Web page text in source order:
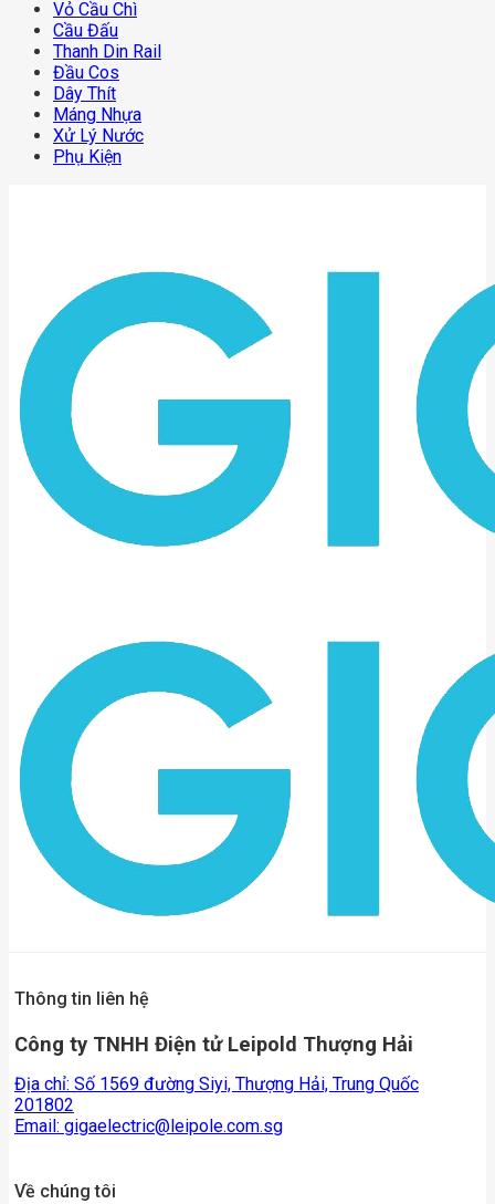
Vỏ Cầu Chì
Cầu Đấu
Thanh Din Rail
Đầu Cos
Dây Thít
Máng Nhựa
Xử Lý Nước
Phụ Kiện
Thông tin liên hệ
Công ty TNHH Điện tử Leipold Thượng Hải
Địa chỉ: Số 1569 đường Siyi, Thượng Hải, Trung Quốc
201802
Email: gigaelectric@leipole.com.sg
Về chúng tôi